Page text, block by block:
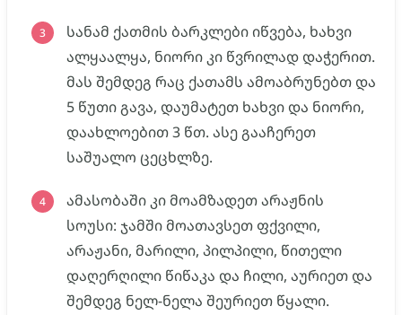
სანამ ქათმის ბარკლები იწვება, ხახვი
ალყაალყა, ნიორი კი წვრილად დაჭერით.
მას შემდეგ რაც ქათამს ამოაბრუნებთ და
5 წუთი გავა, დაუმატეთ ხახვი და ნიორი,
დაახლოებით 3 წთ. ასე გააჩერეთ
საშუალო ცეცხლზე.
ამასობაში კი მოამზადეთ არაჟნის
სოუსი: ჯამში მოათავსეთ ფქვილი,
არაჟანი, მარილი, პილპილი, წითელი
დაღერღილი წიწაკა და ჩილი, აურიეთ და
შემდეგ ნელ-ნელა შეურიეთ წყალი.